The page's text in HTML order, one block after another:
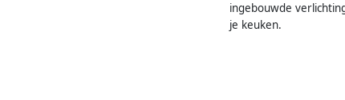
ingebouwde
je keuken.